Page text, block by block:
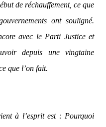
de réchauffement, ce que
ont souligné.
avec le Parti Justice et
depuis une vingtaine
que l’on fait.
à l’esprit est : Pourquoi